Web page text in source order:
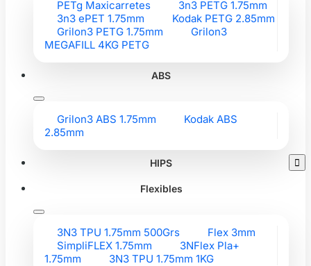
PETg Maxicarretes
3n3 PETG 1.75mm
3n3 ePET 1.75mm
Kodak PETG 2.85mm
Grilon3 PETG 1.75mm
Grilon3
MEGAFILL 4KG PETG
ABS
Grilon3 ABS 1.75mm
Kodak ABS
2.85mm
HIPS
Flexibles
3N3 TPU 1.75mm 500Grs
Flex 3mm
SimpliFLEX 1.75mm
3NFlex Pla+
1.75mm
3N3 TPU 1.75mm 1KG
